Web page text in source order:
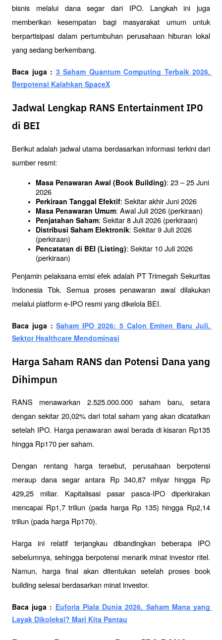
bisnis melalui dana segar dari IPO. Langkah ini juga
memberikan kesempatan bagi masyarakat umum untuk
berpartisipasi dalam pertumbuhan perusahaan hiburan lokal
yang sedang berkembang.
Baca juga : 3 Saham Quantum Computing Terbaik 2026,
Berpotensi Kalahkan SpaceX
Jadwal Lengkap RANS Entertainment IPO
di BEI
Berikut adalah jadwal utama berdasarkan informasi terkini dari
sumber resmi:
Masa Penawaran Awal (Book Building): 23 – 25 Juni
2026
Perkiraan Tanggal Efektif: Sekitar akhir Juni 2026
Masa Penawaran Umum: Awal Juli 2026 (perkiraan)
Penjatahan Saham: Sekitar 8 Juli 2026 (perkiraan)
Distribusi Saham Elektronik: Sekitar 9 Juli 2026
(perkiraan)
Pencatatan di BEI (Listing): Sekitar 10 Juli 2026
(perkiraan)
Penjamin pelaksana emisi efek adalah PT Trimegah Sekuritas
Indonesia Tbk. Semua proses penawaran awal dilakukan
melalui platform e-IPO resmi yang dikelola BEI.
Baca juga : Saham IPO 2026: 5 Calon Emiten Baru Juli,
Sektor Healthcare Mendominasi
Harga Saham RANS dan Potensi Dana yang
Dihimpun
RANS menawarkan 2.525.000.000 saham baru, setara
dengan sekitar 20,02% dari total saham yang akan dicatatkan
setelah IPO. Harga penawaran awal berada di kisaran Rp135
hingga Rp170 per saham.
Dengan rentang harga tersebut, perusahaan berpotensi
meraup dana segar antara Rp 340,87 milyar hingga Rp
429,25 miliar. Kapitalisasi pasar pasca-IPO diperkirakan
mencapai Rp1,7 triliun (pada harga Rp 135) hingga Rp2,14
triliun (pada harga Rp170).
Harga ini relatif terjangkau dibandingkan beberapa IPO
sebelumnya, sehingga berpotensi menarik minat investor ritel.
Namun, harga final akan ditentukan setelah proses book
building selesai berdasarkan minat investor.
Baca juga : Euforia Piala Dunia 2026, Saham Mana yang
Layak Dikoleksi? Mari Kita Pantau